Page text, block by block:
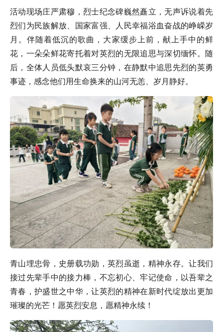
活动现场庄严肃穆，烈士纪念碑巍然矗立，无声诉说着先
烈们为民族解放、国家富强、人民幸福浴血奋战的峥嵘岁
月。伴随着低沉的歌曲，大家缓步上前，献上手中的鲜
花，一朵朵鲜花寄托着对英烈的无限追思与深切缅怀。随
后，全体人员低头默哀三分钟，在静默中追思先烈的英勇
事迹，感念他们用生命换来的山河无恙、岁月静好。
青山埋忠骨，史册载功勋，英烈虽逝，精神永存。让我们
接过先辈手中的接力棒，不忘初心、牢记使命，以吾辈之
青春，护盛世之中华，让英烈的精神在新时代绽放出更加
璀璨的光芒！愿英烈安息，愿精神永续！